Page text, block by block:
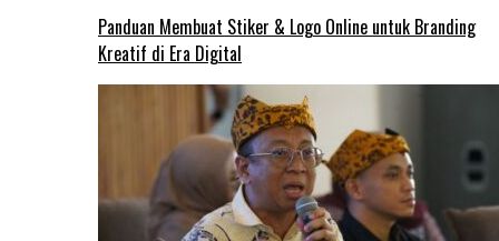
Panduan Membuat Stiker & Logo Online untuk Branding
Kreatif di Era Digital